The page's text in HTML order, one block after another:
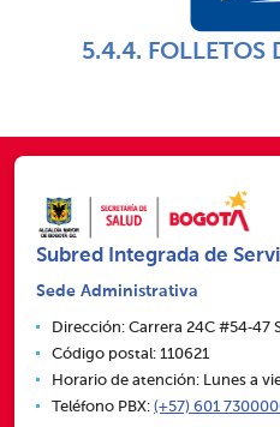
5.4.4. FOLLETOS
Subred Integrada de
Sede Administrativa
Dirección: Carrera 24C #54‑47
Código postal: 110621
Horario de atención: Lunes a
Teléfono PBX: (+57) 601